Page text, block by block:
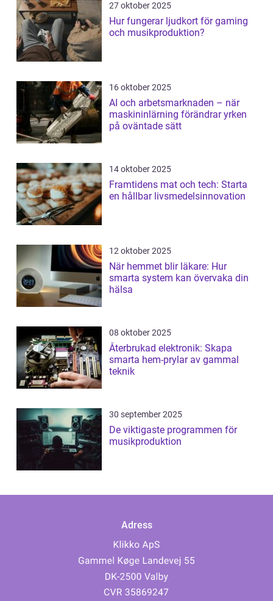
27 oktober 2025
Hur fungerar ljudkort för gaming
och musikproduktion?
16 oktober 2025
AI och arbetsmarknaden – när
maskininlärning förändrar yrken
på oväntade sätt
14 oktober 2025
Framtidens mat och tech: Starta
en hållbar livsmedelsinnovation
12 oktober 2025
När hemmet blir läkare: Hur
smarta system kan övervaka din
hälsa
08 oktober 2025
Återbrukad elektronik: Skapa
smarta hem-prylar av gammal
teknik
30 september 2025
De viktigaste programmen för
musikproduktion
Adress